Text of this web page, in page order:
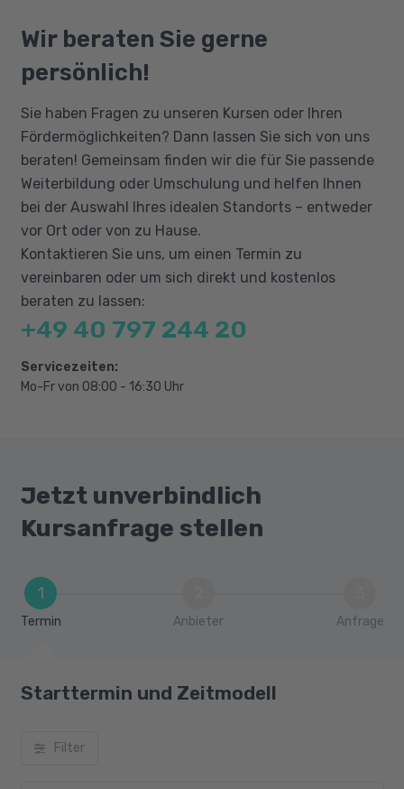
Software-Anwendungsgrundlagen
Branchenspezifische Workflows
Softwareanwendung für
Plugins
Deutschkenntnisse auf dem Niveau B2 und
grundlegende Kenntnisse im Umgang mit
einem Computer. Ein Interesse an kreativen
Verständnis sind von Vorteil. Analytische
Fähigkeiten, um visuelle 2D-Konzepte und
Ideen zu analysieren und Lösungen zur
Umsetzung in 3D zu finden, erleichtern Ihnen
den erfolgreichen Abschluss der 3D-
Weiterbildung.
Wir beraten Sie gerne
persönlich!
Sie haben Fragen zu unseren Kursen oder Ihren
Fördermöglichkeiten? Dann lassen Sie sich von uns
beraten! Gemeinsam finden wir die für Sie passende
Weiterbildung oder Umschulung und helfen Ihnen
bei der Auswahl Ihres idealen Standorts – entweder
vor Ort oder von zu Hause.
Kontaktieren Sie uns, um einen Termin zu
vereinbaren oder um sich direkt und kostenlos
beraten zu lassen:
+49 40 797 244 20
Servicezeiten:
Mo-Fr von 08:00 - 16:30 Uhr
Jetzt unverbindlich
Kursanfrage stellen
1
Termin Anbieter Anfrage
Starttermin und Zeitmodell
Filter